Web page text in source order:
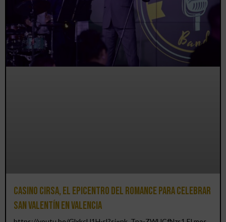
Casino CIRSA, el epicentro del romance para celebrar
San Valentín en Valencia